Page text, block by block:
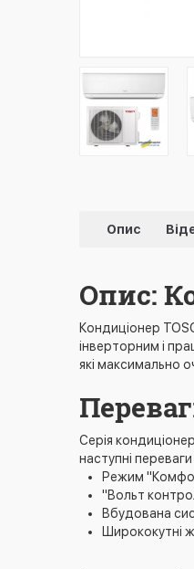
Опис
Опис:
Кондиціонер
інверторним і
які максимально
Серія
наступні переваги
Режим
"Вольт
Вбудована
Ширококутні